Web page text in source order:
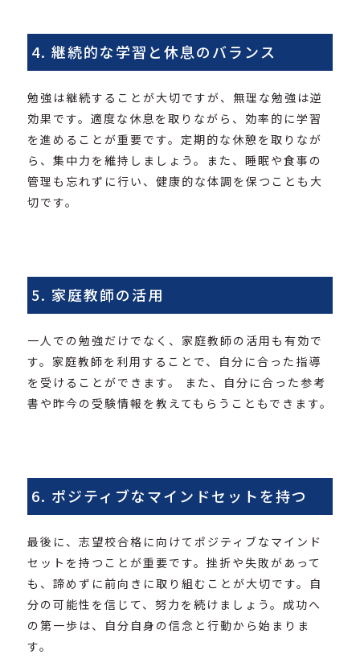
4. 継続的な学習と休息のバランス
勉強は継続することが大切ですが、無理な勉強は逆
効果です。適度な休息を取りながら、効率的に学習
を進めることが重要です。定期的な休憩を取りなが
ら、集中力を維持しましょう。また、睡眠や食事の
管理も忘れずに行い、健康的な体調を保つことも大
切です。
5. 家庭教師の活用
一人での勉強だけでなく、家庭教師の活用も有効で
す。家庭教師を利用することで、自分に合った指導
を受けることができます。 また、自分に合った参考
書や昨今の受験情報を教えてもらうこともできます。
6. ポジティブなマインドセットを持つ
最後に、志望校合格に向けてポジティブなマインド
セットを持つことが重要です。挫折や失敗があって
も、諦めずに前向きに取り組むことが大切です。自
分の可能性を信じて、努力を続けましょう。成功へ
の第一歩は、自分自身の信念と行動から始まりま
す。